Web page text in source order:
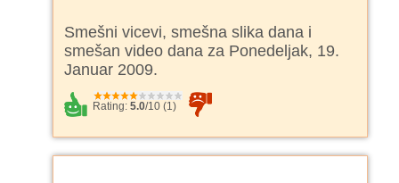
Smešni vicevi, smešna slika dana i
smešan video dana za Ponedeljak, 19.
Januar 2009.
Rating:5.0/10 (1)